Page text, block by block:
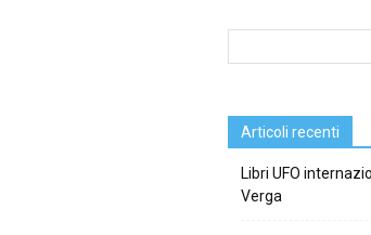
Articoli recenti
Libri UFO
Verga